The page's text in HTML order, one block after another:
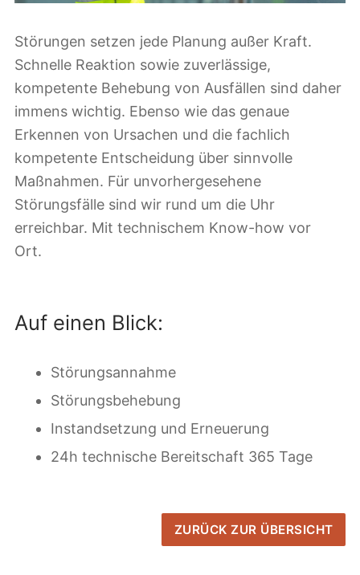
Störungen setzen jede Planung außer Kraft.
Schnelle Reaktion sowie zuverlässige,
kompetente Behebung von Ausfällen sind daher
immens wichtig. Ebenso wie das genaue
Erkennen von Ursachen und die fachlich
kompetente Entscheidung über sinnvolle
Maßnahmen. Für unvorhergesehene
Störungsfälle sind wir rund um die Uhr
erreichbar. Mit technischem Know-how vor
Ort.
Auf einen Blick:
Störungsannahme
Störungsbehebung
Instandsetzung und Erneuerung
24h technische Bereitschaft 365 Tage
ZURÜCK ZUR ÜBERSICHT